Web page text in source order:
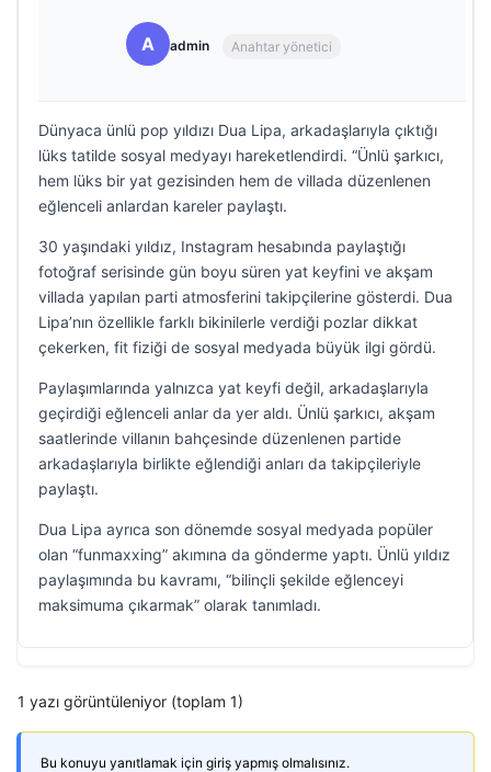
A admin Anahtar yönetici
Dünyaca ünlü pop yıldızı Dua Lipa, arkadaşlarıyla çıktığı
lüks tatilde sosyal medyayı hareketlendirdi. “Ünlü şarkıcı,
hem lüks bir yat gezisinden hem de villada düzenlenen
eğlenceli anlardan kareler paylaştı.
30 yaşındaki yıldız, Instagram hesabında paylaştığı
fotoğraf serisinde gün boyu süren yat keyfini ve akşam
villada yapılan parti atmosferini takipçilerine gösterdi. Dua
Lipa’nın özellikle farklı bikinilerle verdiği pozlar dikkat
çekerken, fit fiziği de sosyal medyada büyük ilgi gördü.
Paylaşımlarında yalnızca yat keyfi değil, arkadaşlarıyla
geçirdiği eğlenceli anlar da yer aldı. Ünlü şarkıcı, akşam
saatlerinde villanın bahçesinde düzenlenen partide
arkadaşlarıyla birlikte eğlendiği anları da takipçileriyle
paylaştı.
Dua Lipa ayrıca son dönemde sosyal medyada popüler
olan “funmaxxing” akımına da gönderme yaptı. Ünlü yıldız
paylaşımında bu kavramı, “bilinçli şekilde eğlenceyi
maksimuma çıkarmak” olarak tanımladı.
1 yazı görüntüleniyor (toplam 1)
Bu konuyu yanıtlamak için giriş yapmış olmalısınız.